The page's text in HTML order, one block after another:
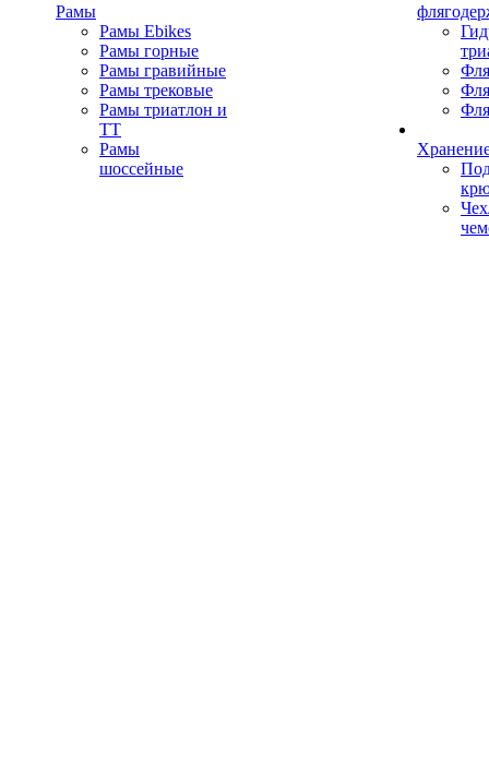
Рамы
Рамы Ebikes
Рамы горные
Рамы гравийные
Рамы трековые
Рамы триатлон и
ТТ
Рамы
шоссейные